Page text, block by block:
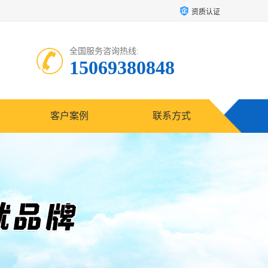
资质认证
全国服务咨询热线:
15069380848
客户案例 联系方式